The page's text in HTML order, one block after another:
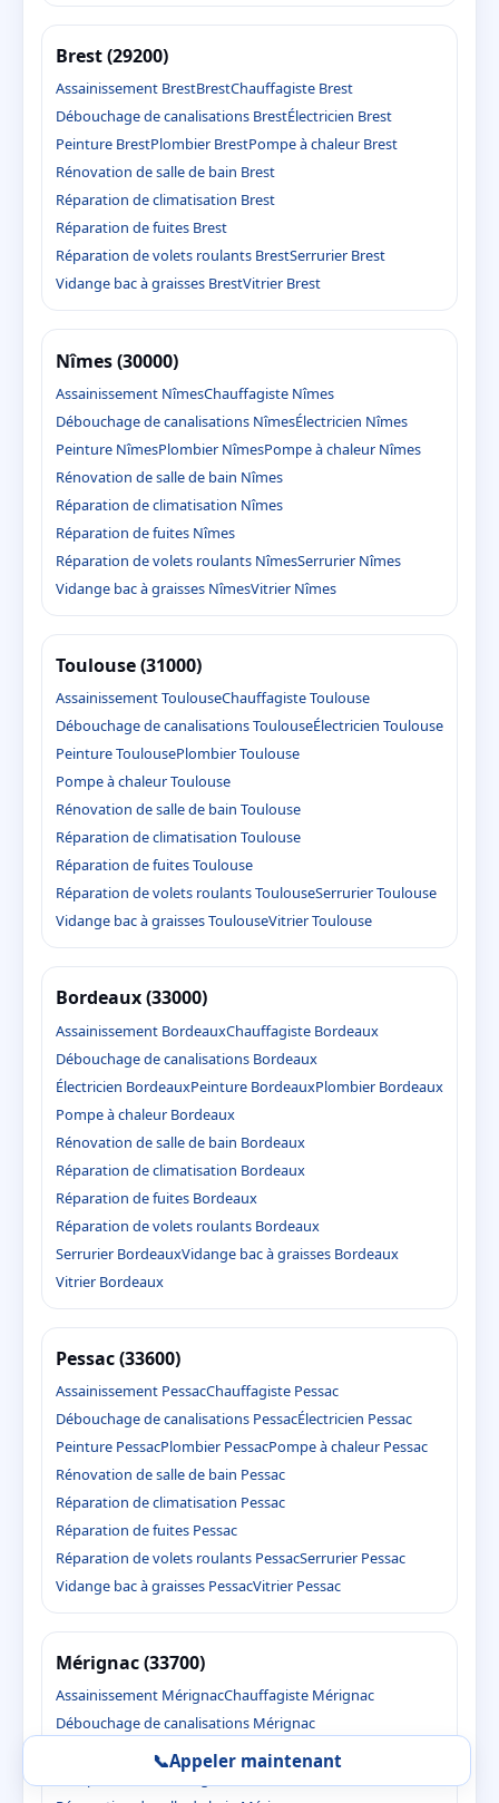
Brest (29200)
Assainissement BrestBrestChauffagiste Brest
Débouchage de canalisations BrestÉlectricien Brest
Peinture BrestPlombier BrestPompe à chaleur Brest
Rénovation de salle de bain Brest
Réparation de climatisation Brest
Réparation de fuites Brest
Réparation de volets roulants BrestSerrurier Brest
Vidange bac à graisses BrestVitrier Brest
Nîmes (30000)
Assainissement NîmesChauffagiste Nîmes
Débouchage de canalisations NîmesÉlectricien Nîmes
Peinture NîmesPlombier NîmesPompe à chaleur Nîmes
Rénovation de salle de bain Nîmes
Réparation de climatisation Nîmes
Réparation de fuites Nîmes
Réparation de volets roulants NîmesSerrurier Nîmes
Vidange bac à graisses NîmesVitrier Nîmes
Toulouse (31000)
Assainissement ToulouseChauffagiste Toulouse
Débouchage de canalisations ToulouseÉlectricien Toulouse
Peinture ToulousePlombier Toulouse
Pompe à chaleur Toulouse
Rénovation de salle de bain Toulouse
Réparation de climatisation Toulouse
Réparation de fuites Toulouse
Réparation de volets roulants ToulouseSerrurier Toulouse
Vidange bac à graisses ToulouseVitrier Toulouse
Bordeaux (33000)
Assainissement BordeauxChauffagiste Bordeaux
Débouchage de canalisations Bordeaux
Électricien BordeauxPeinture BordeauxPlombier Bordeaux
Pompe à chaleur Bordeaux
Rénovation de salle de bain Bordeaux
Réparation de climatisation Bordeaux
Réparation de fuites Bordeaux
Réparation de volets roulants Bordeaux
Serrurier BordeauxVidange bac à graisses Bordeaux
Vitrier Bordeaux
Pessac (33600)
Assainissement PessacChauffagiste Pessac
Débouchage de canalisations PessacÉlectricien Pessac
Peinture PessacPlombier PessacPompe à chaleur Pessac
Rénovation de salle de bain Pessac
Réparation de climatisation Pessac
Réparation de fuites Pessac
Réparation de volets roulants PessacSerrurier Pessac
Vidange bac à graisses PessacVitrier Pessac
Mérignac (33700)
Assainissement MérignacChauffagiste Mérignac
Débouchage de canalisations Mérignac
Électricien Mérignac
Peinture Mérignac
Plombier Mérignac
📞Appeler maintenant